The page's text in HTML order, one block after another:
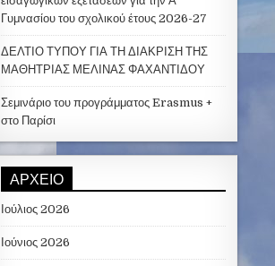
Γυμνασίου του σχολικού έτους 2026-27
ΔΕΛΤΙΟ ΤΥΠΟΥ ΓΙΑ ΤΗ ΔΙΑΚΡΙΣΗ ΤΗΣ
ΜΑΘΗΤΡΙΑΣ ΜΕΛΙΝΑΣ ΦΑΧΑΝΤΙΔΟΥ
Σεμινάριο του προγράμματος Erasmus +
στο Παρίσι
ΑΡΧΕΊΟ
Ιούλιος 2026
Ιούνιος 2026